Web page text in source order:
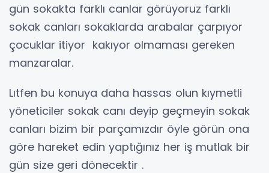
gün sokakta farklı canlar görüyoruz farklı
sokak canları sokaklarda arabalar çarpıyor
çocuklar itiyor kakıyor olmaması gereken
manzaralar.
Lıtfen bu konuya daha hassas olun kıymetli
yöneticiler sokak canı deyip geçmeyin sokak
canları bizim bir parçamızdır öyle görün ona
göre hareket edin yaptığınız her iş mutlak bir
gün size geri dönecektir .